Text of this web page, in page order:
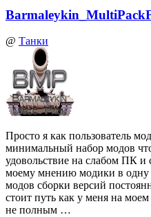
@ Танки
Просто я как пользователь
минимальный набор модов
удовольствие на слабом ПК и
моему мнению модики в одну
модов сборки версий
стоит путь как у меня на
не полным …